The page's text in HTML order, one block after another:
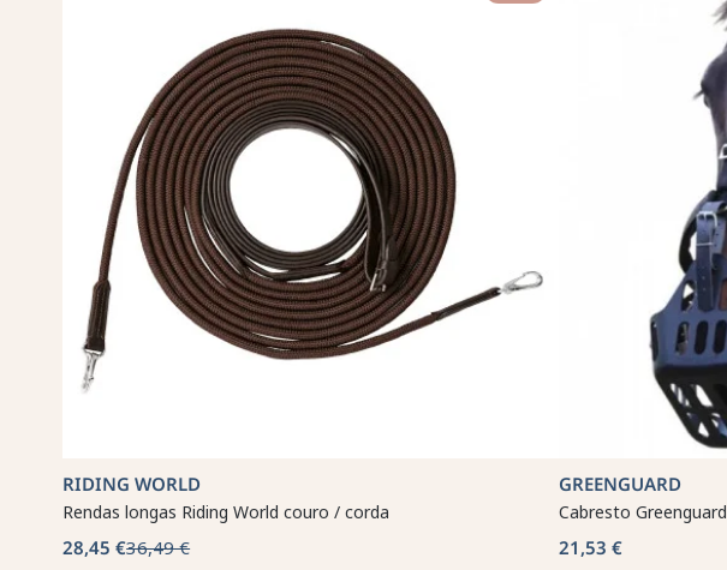
RIDING WORLD
Rendas longas Riding World couro / corda
28,45 €36,49 €
GREENGUARD
Cabresto Greenguard
21,53 €